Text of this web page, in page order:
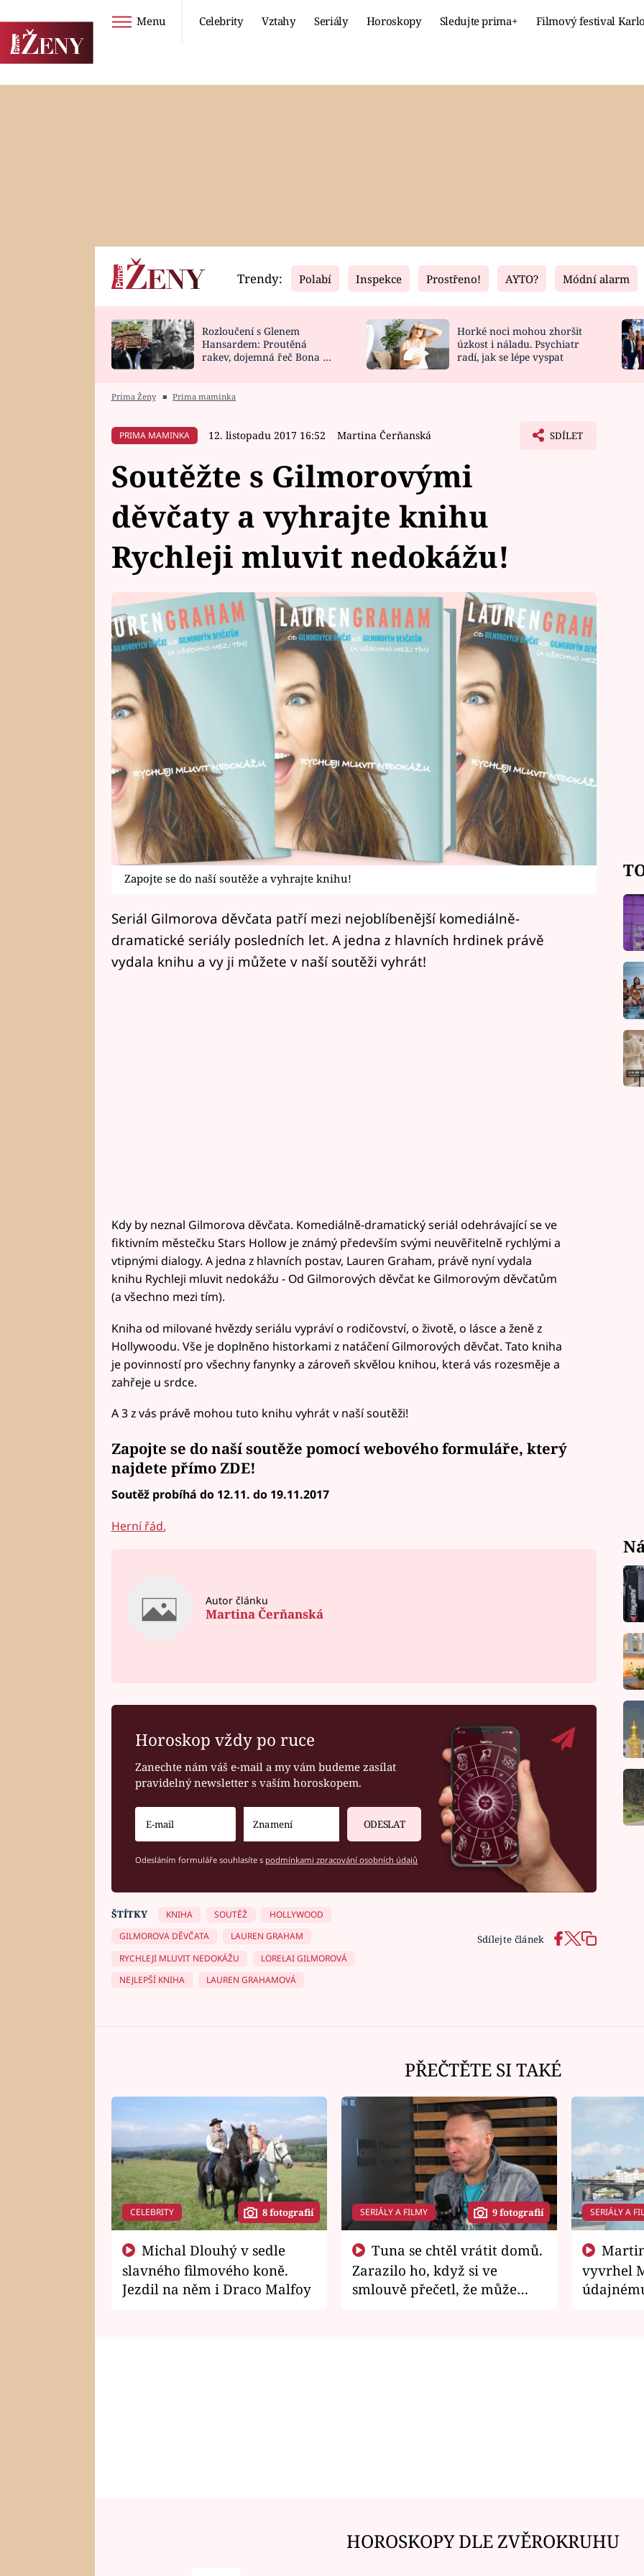
Menu Celebrity Vztahy Seriály Horoskopy Sledujte prima+ Filmový festival
Horoskopy
HOROSKOP NA
Video
CELEBRITY
VAŘENÍ
Fresh
NOVINKY
VIDEORECEPTY
Living
ZAHRADA
DESIGN
Trendy: Polabí Inspekce Prostřeno! AYTO? Módní alarm
Rozloučení s Glenem
Hansardem: Proutěná
rakev, dojemná řeč Bona a
Horké noci mohou zhoršit
úzkost i náladu. Psychiatr
radí, jak se lépe vyspat
Prima Ženy ■ Prima maminka
PRIMA MAMINKA 12. listopadu 2017 16:52 Martina Čerňanská SDÍLET
Soutěžte s Gilmorovými
děvčaty a vyhrajte knihu
Rychleji mluvit nedokážu!
Zapojte se do naší soutěže a vyhrajte knihu!
Seriál Gilmorova děvčata patří mezi nejoblíbenější komediálně-
dramatické seriály posledních let. A jedna z hlavních hrdinek právě
vydala knihu a vy ji můžete v naší soutěži vyhrát!
Kdy by neznal Gilmorova děvčata. Komediálně-dramatický seriál odehrávající se ve
fiktivním městečku Stars Hollow je známý především svými neuvěřitelně rychlými a
vtipnými dialogy. A jedna z hlavních postav, Lauren Graham, právě nyní vydala
knihu Rychleji mluvit nedokážu - Od Gilmorových děvčat ke Gilmorovým děvčatům
(a všechno mezi tím).
Kniha od milované hvězdy seriálu vypráví o rodičovství, o životě, o lásce a ženě z
Hollywoodu. Vše je doplněno historkami z natáčení Gilmorových děvčat. Tato kniha
je povinností pro všechny fanynky a zároveň skvělou knihou, která vás rozesměje a
zahřeje u srdce.
A 3 z vás právě mohou tuto knihu vyhrát v naší soutěži!
Zapojte se do naší soutěže pomocí webového formuláře, který
najdete přímo ZDE!
Soutěž probíhá do 12.11. do 19.11.2017
Herní řád.
Autor článku
Martina Čerňanská
Horoskop vždy po ruce
Zanechte nám váš e-mail a my vám budeme zasílat
pravidelný newsletter s vaším horoskopem.
ODESLAT
Odesláním formuláře souhlasíte s podmínkami zpracování osobních údajů
Sdílejte článek
ŠTÍTKY KNIHA SOUTĚŽ
HOLLYWOOD
GILMOROVA DĚVČATA
LAUREN GRAHAM
RYCHLEJI MLUVIT NEDOKÁŽU
LORELAI GILMOROVÁ
NEJLEPŠÍ KNIHA
LAUREN GRAHAMOVÁ
PŘEČTĚTE SI TAKÉ
CELEBRITY 8 fotografií
slavného filmového koně.
Jezdil na něm i Draco Malfoy
SERIÁLY A FILMY 9 fotografií
Zarazilo ho, když si ve
smlouvě přečetl, že může
SERIÁLY A
vyvrhel
HOROSKOPY DLE ZVĚROKRUHU